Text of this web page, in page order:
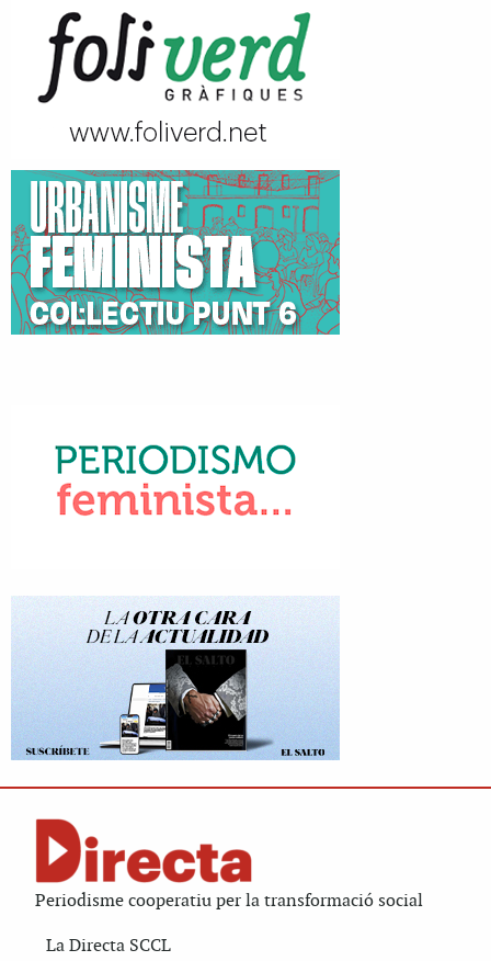
Periodisme cooperatiu per la transformació social
La Directa SCCL